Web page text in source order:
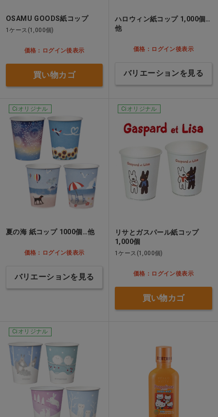
OSAMU GOODS紙コップ
1ケース(1,000個)
価格：ログイン後表示
買い物カゴ
ハロウィン紙コップ 1,000個…
他
価格：ログイン後表示
バリエーションを見る
Ciオリジナル
夏の海 紙コップ 1000個…他
価格：ログイン後表示
バリエーションを見る
Ciオリジナル
リサとガスパール紙コップ
1,000個
1ケース(1,000個)
価格：ログイン後表示
買い物カゴ
Ciオリジナル